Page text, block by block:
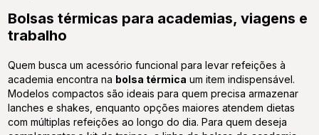
Bolsas térmicas para academias, viagens e
trabalho
Quem busca um acessório funcional para levar refeições à
academia encontra na bolsa térmica um item indispensável.
Modelos compactos são ideais para quem precisa armazenar
lanches e shakes, enquanto opções maiores atendem dietas
com múltiplas refeições ao longo do dia. Para quem deseja